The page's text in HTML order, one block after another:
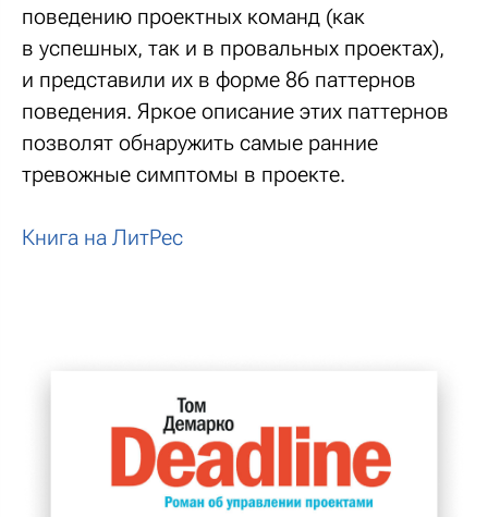
поведению проектных команд (как
в успешных, так и в провальных проектах),
и представили их в форме 86 паттернов
поведения. Яркое описание этих паттернов
позволят обнаружить самые ранние
тревожные симптомы в проекте.
Книга на ЛитРес